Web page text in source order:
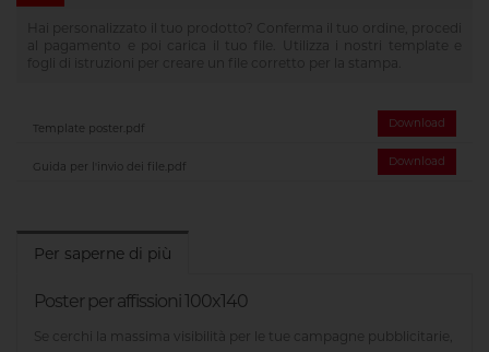
Hai personalizzato il tuo prodotto? Conferma il tuo ordine, procedi
al pagamento e poi carica il tuo file. Utilizza i nostri template e
fogli di istruzioni per creare un file corretto per la stampa.
Template poster.pdf Download
Guida per l'invio dei file.pdf Download
Per saperne di più
Poster per affissioni 100x140
Se cerchi la massima visibilità per le tue campagne pubblicitarie,